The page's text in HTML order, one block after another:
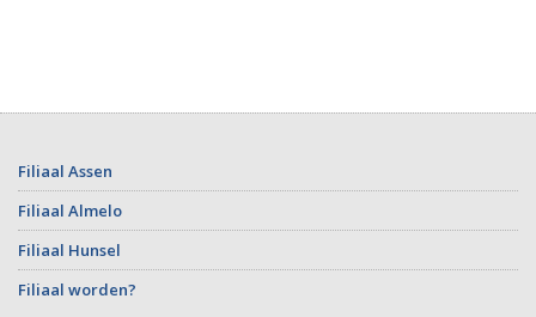
Filiaal Assen
Filiaal Almelo
Filiaal Hunsel
Filiaal worden?